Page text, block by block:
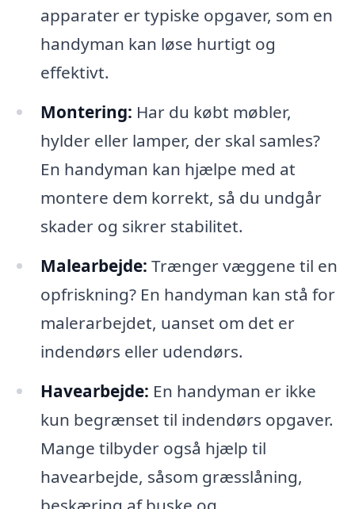
apparater er typiske opgaver, som en
handyman kan løse hurtigt og
effektivt.
Montering: Har du købt møbler,
hylder eller lamper, der skal samles?
En handyman kan hjælpe med at
montere dem korrekt, så du undgår
skader og sikrer stabilitet.
Malearbejde: Trænger væggene til en
opfriskning? En handyman kan stå for
malerarbejdet, uanset om det er
indendørs eller udendørs.
Havearbejde: En handyman er ikke
kun begrænset til indendørs opgaver.
Mange tilbyder også hjælp til
havearbejde, såsom græsslåning,